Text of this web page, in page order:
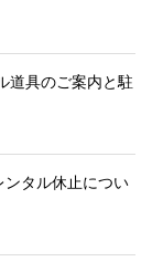
道具のご案内と駐
ンタル休止につい